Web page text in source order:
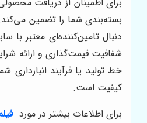
بسته‌بندی شما را تضمین
دنبال تامین‌کننده‌ای معتبر
شفافیت قیمت‌گذاری و ارائه
خط تولید یا فرآیند
کیفیت است.
برای اطلاعات بیشتر در مورد